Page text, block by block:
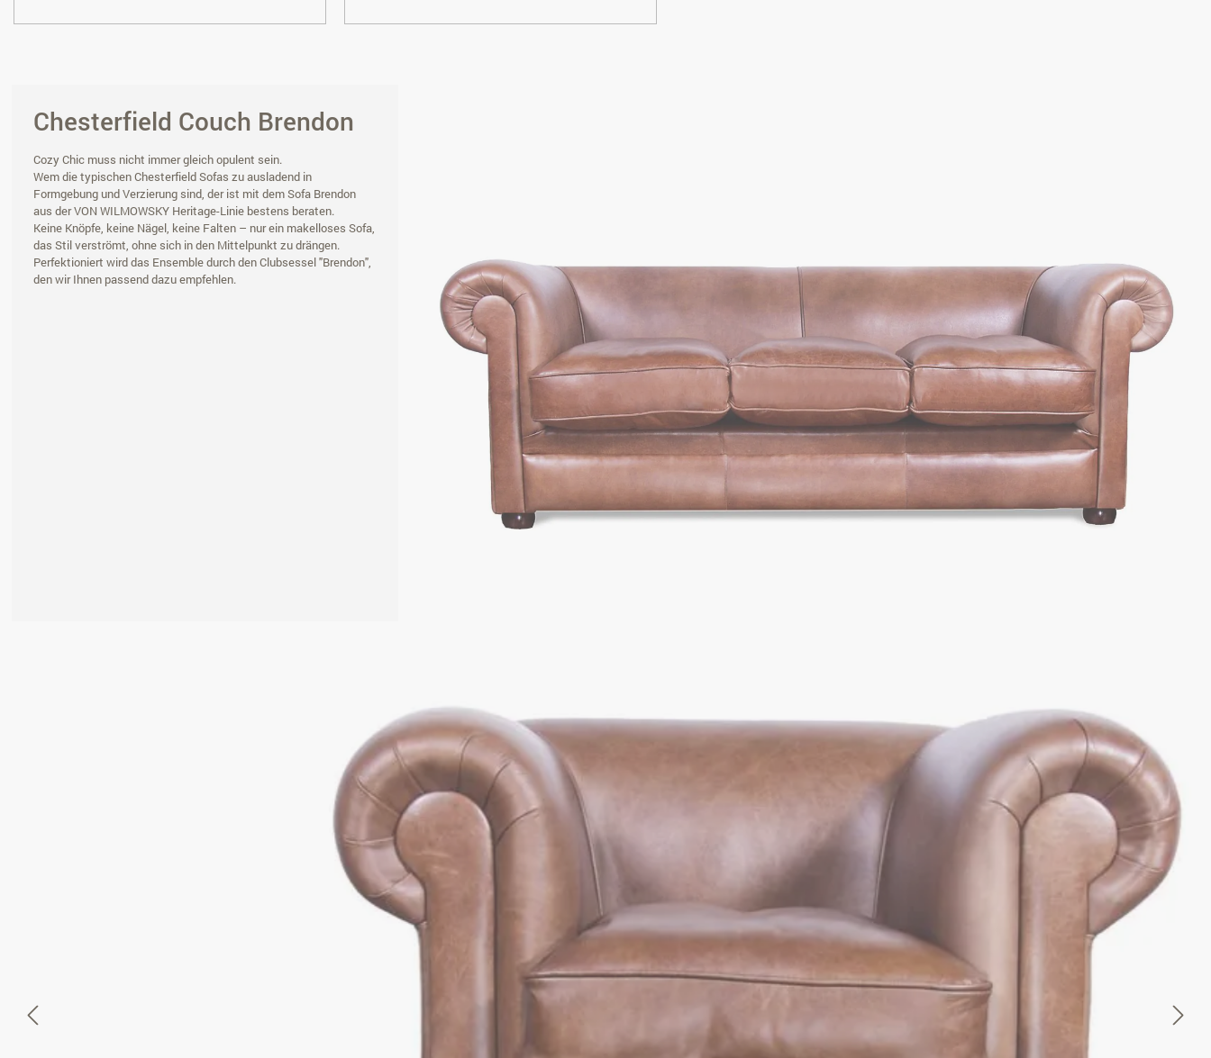
Chesterfield Couch Brendon
Cozy Chic muss nicht immer gleich opulent sein.
Wem die typischen Chesterfield Sofas zu ausladend in
Formgebung und Verzierung sind, der ist mit dem Sofa Brendon
aus der VON WILMOWSKY Heritage-Linie bestens beraten.
Keine Knöpfe, keine Nägel, keine Falten – nur ein makelloses Sofa,
das Stil verströmt, ohne sich in den Mittelpunkt zu drängen.
Perfektioniert wird das Ensemble durch den Clubsessel "Brendon",
den wir Ihnen passend dazu empfehlen.